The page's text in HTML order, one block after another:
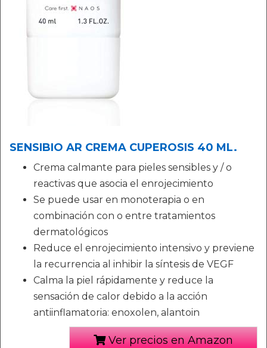
SENSIBIO AR CREMA CUPEROSIS 40 ML.
Crema calmante para pieles sensibles y / o
reactivas que asocia el enrojecimiento
Se puede usar en monoterapia o en
combinación con o entre tratamientos
dermatológicos
Reduce el enrojecimiento intensivo y previene
la recurrencia al inhibir la síntesis de VEGF
Calma la piel rápidamente y reduce la
sensación de calor debido a la acción
antiinflamatoria: enoxolen, alantoin
Ver precios en Amazon